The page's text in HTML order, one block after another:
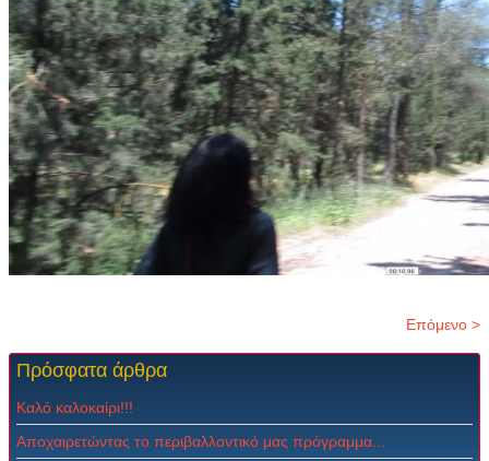
Επόμενο >
Πρόσφατα άρθρα
Καλό καλοκαίρι!!!
Αποχαιρετώντας το περιβαλλοντικό μας πρόγραμμα...